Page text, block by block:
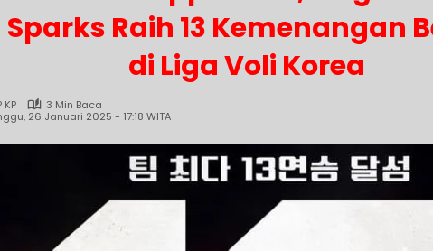
Sparks Raih 13 Kemenangan
di Liga Voli Korea
KP
3 Min Baca
26 Januari 2025 - 17:18 WITA